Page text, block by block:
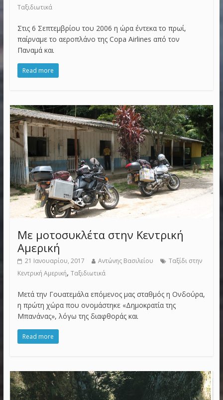
Ταξιδιωτικά
Στις 6 Σεπτεμβρίου του 2006 η ώρα έντεκα το πρωί,
παίρναμε το αεροπλάνο της Copa Airlines από τον
Παναμά και
Read more
Με μοτοσυκλέτα στην Κεντρική
Αμερική
21 Ιανουαρίου, 2017 Αντώνης Βασιλείου
Ταξίδι στην
Κεντρική Αμερική, Ταξιδιωτικά
Μετά την Γουατεμάλα επόμενος μας σταθμός η Ονδούρα,
η πρώτη χώρα που ονομάστηκε «Δημοκρατία της
Μπανάνας», λόγω της διαφθοράς και
Read more